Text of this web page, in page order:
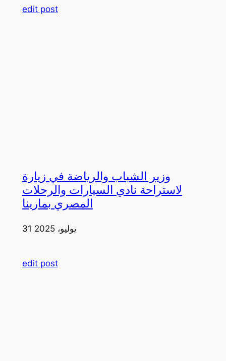
edit post
وزير الشباب والرياضة في زيارة
لاستراحة نادي السيارات والرحلات
المصري بمارينا
31 يوليو، 2025
edit post